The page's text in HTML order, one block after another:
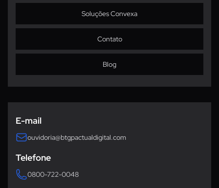
Soluções Convexa
Contato
Blog
Ouvidoria
E-mail
ouvidoria@btgpactualdigital.com
Telefone
0800-722-0048